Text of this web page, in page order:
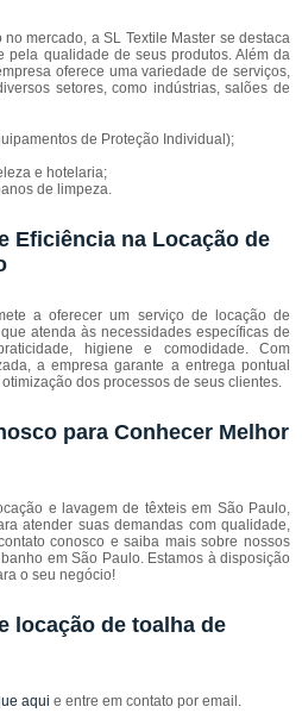
mercado, a SL Textile Master se destaca
pela qualidade de seus produtos. Além da
oferece uma variedade de serviços,
setores, como indústrias, salões de
de Proteção Individual);
e hotelaria;
de limpeza.
Eficiência na Locação de
a oferecer um serviço de locação de
atenda às necessidades específicas de
higiene e comodidade. Com
a empresa garante a entrega pontual
dos processos de seus clientes.
para Conhecer Melhor
e lavagem de têxteis em São Paulo,
atender suas demandas com qualidade,
conosco e saiba mais sobre nossos
em São Paulo. Estamos à disposição
o seu negócio!
locação de toalha de
aqui e entre em contato por email.